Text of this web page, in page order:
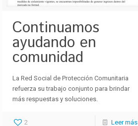
Continuamos
ayudando en
comunidad
La Red Social de Protección Comunitaria
refuerza su trabajo conjunto para brindar
más respuestas y soluciones.
2 Leer más